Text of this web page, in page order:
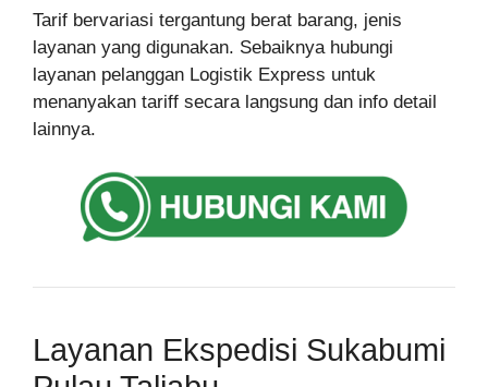
Tarif bervariasi tergantung berat barang, jenis
layanan yang digunakan. Sebaiknya hubungi
layanan pelanggan Logistik Express untuk
menanyakan tariff secara langsung dan info detail
lainnya.
Layanan Ekspedisi Sukabumi